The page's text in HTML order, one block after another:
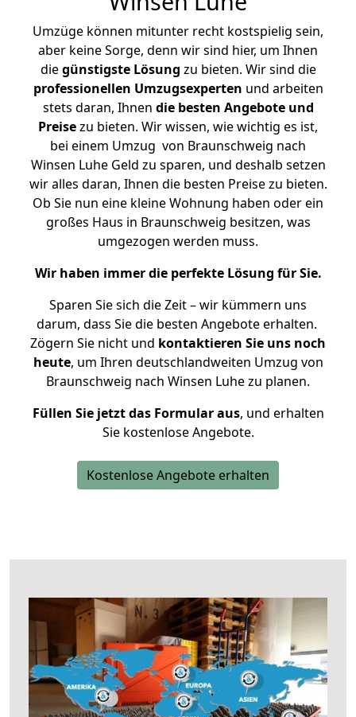
Umzüge können mitunter recht kostspielig sein,
aber keine Sorge, denn wir sind hier, um Ihnen
diegünstigste Lösung zu bieten. Wir sind die
professionellen Umzugsexperten und arbeiten
stets daran, Ihnen die besten Angebote und
Preisezu bieten. Wir wissen, wie wichtig es ist,
bei einem Umzug von Braunschweig nach
Winsen Luhe Geld zu sparen, und deshalb setzen
wir alles daran, Ihnen die besten Preise zu bieten.
Ob Sie nun eine kleine Wohnung haben oder ein
großes Haus in Braunschweig besitzen, was
umgezogen werden muss.
Wir haben immer die perfekte Lösung für Sie.
Sparen Sie sich die Zeit – wir kümmern uns
darum, dass Sie die besten Angebote erhalten.
Zögern Sie nicht und kontaktieren Sie uns noch
heute, um Ihren deutschlandweiten Umzug von
Braunschweig nach Winsen Luhe zu planen.
Füllen Sie jetzt das Formular aus, und erhalten
Sie kostenlose Angebote.
Kostenlose Angebote erhalten